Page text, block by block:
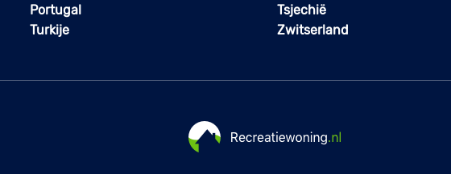
Portugal
Turkije
Tsjechië
Zwitserland